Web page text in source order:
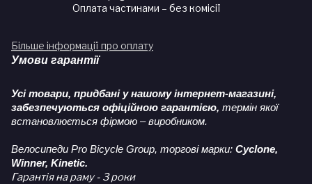
Оплата частинами – без комісії
Більше інформації про оплату
Умови гарантії
Усі товари, придбані у нашому інтернет-магазині,
забезпечуються офіційною гарантією, термін якої
встановлюється фірмою – виробником.
Велосипеди Pro Bicycle Group, торгові марки: Cyclone,
Winner, Kinetic.
Гарантія на раму - 3 роки